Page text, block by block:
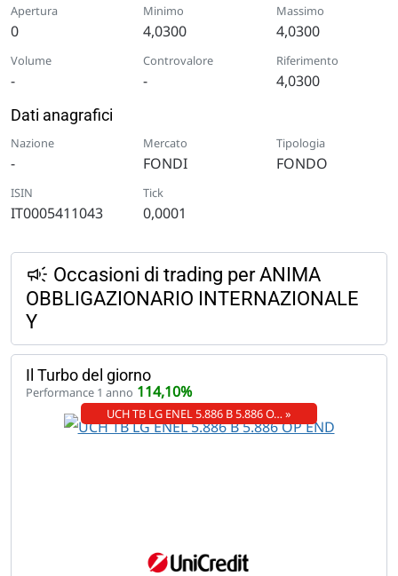
Apertura
0
Minimo
4,0300
Massimo
4,0300
Volume
-
Controvalore
-
Riferimento
4,0300
Dati anagrafici
Nazione
-
Mercato
FONDI
Tipologia
FONDO
ISIN
IT0005411043
Tick
0,0001
Occasioni di trading per ANIMA
OBBLIGAZIONARIO INTERNAZIONALE
Y
Il Turbo del giorno
Performance 1 anno 114,10%
UCH TB LG ENEL 5.886 B 5.886 O… »